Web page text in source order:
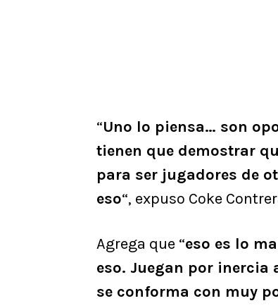
“Uno lo piensa… son
tienen que demostrar
para ser jugadores de
eso“, expuso Coke
Agrega que “eso es lo
eso. Juegan por
se conforma con muy